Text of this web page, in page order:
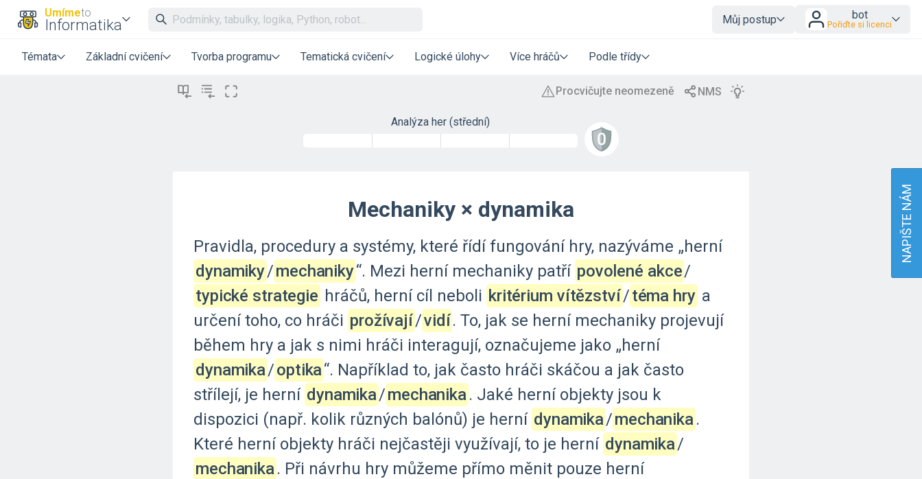
Umímeto
Informatika Můj postup bot
Pořiďte si licenci
Témata Základní cvičení Tvorba programu Tematická cvičení Logické úlohy Více hráčů Podle třídy
Analýza her (střední)
Mechaniky × dynamika
Pravidla, procedury a systémy, které řídí fungování hry, nazýváme „herní
dynamiky‍/‌mechaniky“. Mezi herní mechaniky patří povolené akce‍/‌
typické strategie hráčů, herní cíl neboli kritérium vítězství‍/‌téma hry a
určení toho, co hráči prožívají‍/‌vidí. To, jak se herní mechaniky projevují
během hry a jak s nimi hráči interagují, označujeme jako „herní
dynamika‍/‌optika“. Například to, jak často hráči skáčou a jak často
střílejí, je herní dynamika‍/‌mechanika. Jaké herní objekty jsou k
dispozici (např. kolik různých balónů) je herní dynamika‍/‌mechanika.
Které herní objekty hráči nejčastěji využívají, to je herní dynamika‍/‌
mechanika. Při návrhu hry můžeme přímo měnit pouze herní
NAPIŠTE NÁM